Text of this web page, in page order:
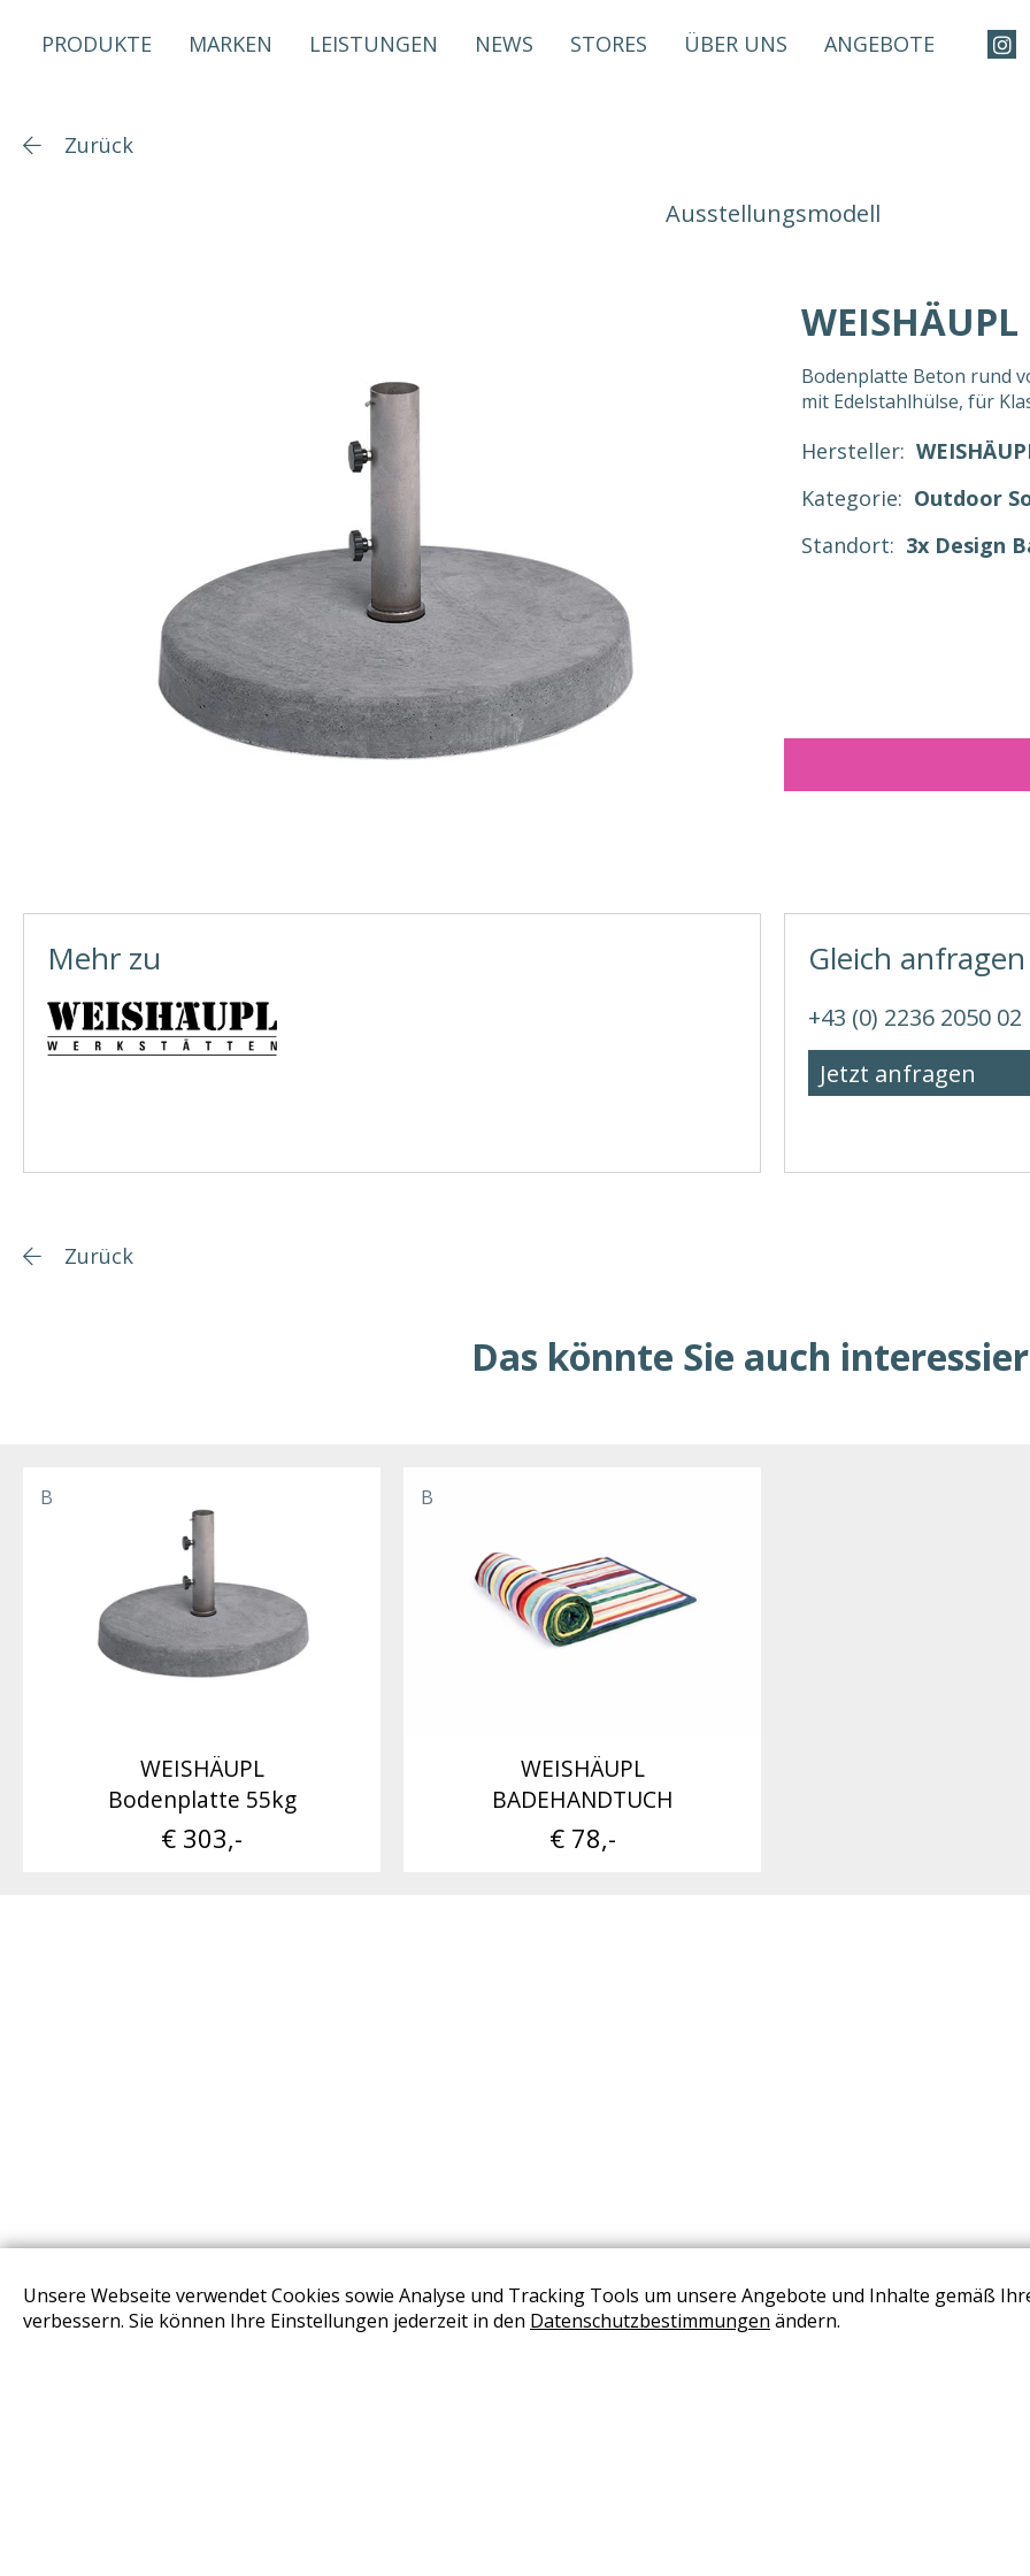
Unsere Webseite verwendet Cookies sowie Analyse und Tracking Tools um unsere Angebote und Inhalte gemäß
verbessern. Sie können Ihre Einstellungen jederzeit in den Datenschutzbestimmungen ändern.
PRODUKTE MARKEN LEISTUNGEN NEWS STORES ÜBER UNS ANGEBOTE
Zurück
Ausstellungsmodell
Bodenplatte Beton rund
mit Edelstahlhülse, für
Hersteller:
Kategorie: Outdoor
Standort: 3x Design
Mehr zu Gleich anfragen
+43 (0) 2236 2050 02
Jetzt anfragen
Zurück
Das könnte Sie auch
B
WEISHÄUPL
Bodenplatte 55kg
€ 303,-
B
WEISHÄUPL
BADEHANDTUCH
€ 78,-
STORES BERATUNG VEREINBAREN